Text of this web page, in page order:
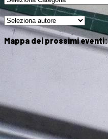
Mappa dei prossimi eventi: